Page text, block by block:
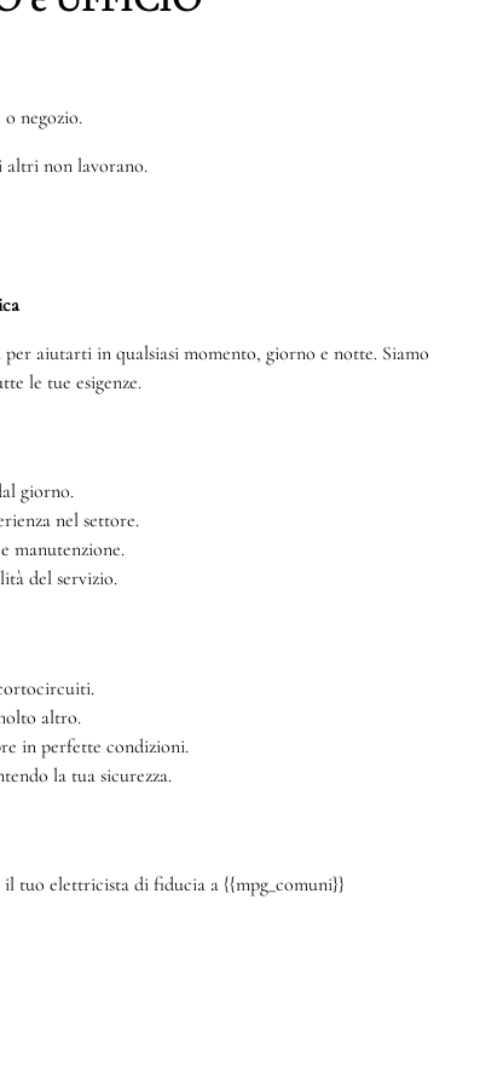
negozio.
non lavorano.
aiutarti in qualsiasi momento, giorno e notte. Siamo
le tue esigenze.
giorno.
nel settore.
manutenzione.
del servizio.
altro.
in perfette condizioni.
la tua sicurezza.
tuo elettricista di fiducia a {{mpg_comuni}}